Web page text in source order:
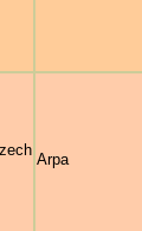
Arpa